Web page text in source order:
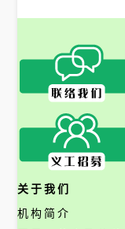
关于我们
机构简介